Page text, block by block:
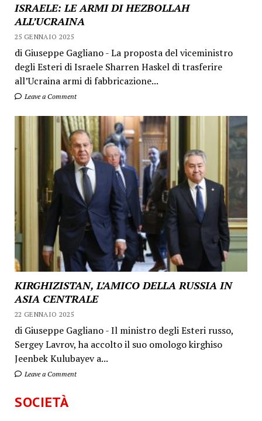
ISRAELE: LE ARMI DI HEZBOLLAH
ALL’UCRAINA
25 GENNAIO 2025
di Giuseppe Gagliano - La proposta del viceministro
degli Esteri di Israele Sharren Haskel di trasferire
all’Ucraina armi di fabbricazione...
Leave a Comment
KIRGHIZISTAN, L’AMICO DELLA RUSSIA IN
ASIA CENTRALE
22 GENNAIO 2025
di Giuseppe Gagliano - Il ministro degli Esteri russo,
Sergey Lavrov, ha accolto il suo omologo kirghiso
Jeenbek Kulubayev a...
Leave a Comment
SOCIETÀ